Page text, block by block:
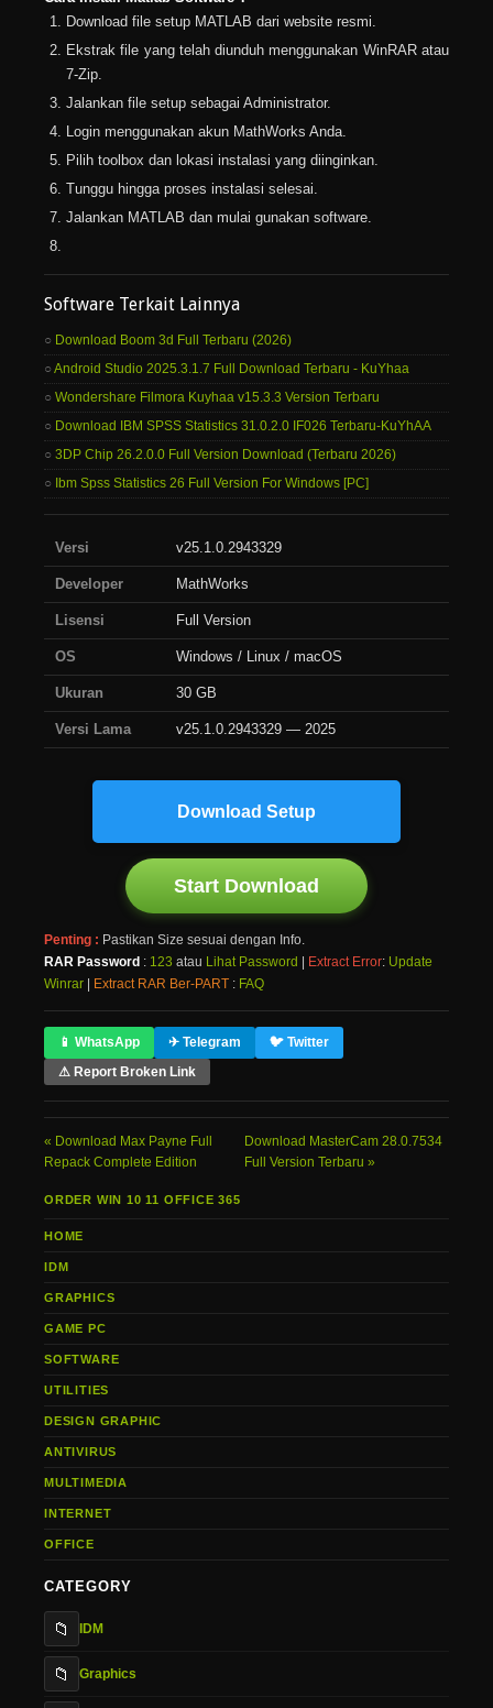
Download file setup MATLAB dari website resmi.
Ekstrak file yang telah diunduh menggunakan WinRAR atau
7-Zip.
Jalankan file setup sebagai Administrator.
Login menggunakan akun MathWorks Anda.
Pilih toolbox dan lokasi instalasi yang diinginkan.
Tunggu hingga proses instalasi selesai.
Jalankan MATLAB dan mulai gunakan software.
Software Terkait Lainnya
Download Boom 3d Full Terbaru (2026)
Android Studio 2025.3.1.7 Full Download Terbaru - KuYhaa
Wondershare Filmora Kuyhaa v15.3.3 Version Terbaru
Download IBM SPSS Statistics 31.0.2.0 IF026 Terbaru-KuYhAA
3DP Chip 26.2.0.0 Full Version Download (Terbaru 2026)
Ibm Spss Statistics 26 Full Version For Windows [PC]
Versi v25.1.0.2943329
Developer MathWorks
Lisensi Full Version
OS Windows / Linux / macOS
Ukuran 30 GB
Versi Lama v25.1.0.2943329 — 2025
Download Setup
Start Download
Penting : Pastikan Size sesuai dengan Info.
RAR Password : 123 atau Lihat Password Extract Error: Update
Winrar
Extract RAR Ber-PART : FAQ
📱 WhatsApp ✈ Telegram
🐦 Twitter
⚠ Report Broken Link
Download Max Payne Full
Repack Complete Edition
Download MasterCam 28.0.7534
Full Version Terbaru
ORDER WIN 10 11 OFFICE 365
HOME
IDM
GRAPHICS
GAME PC
SOFTWARE
UTILITIES
DESIGN GRAPHIC
ANTIVIRUS
MULTIMEDIA
INTERNET
OFFICE
CATEGORY
📁 IDM
📁 Graphics